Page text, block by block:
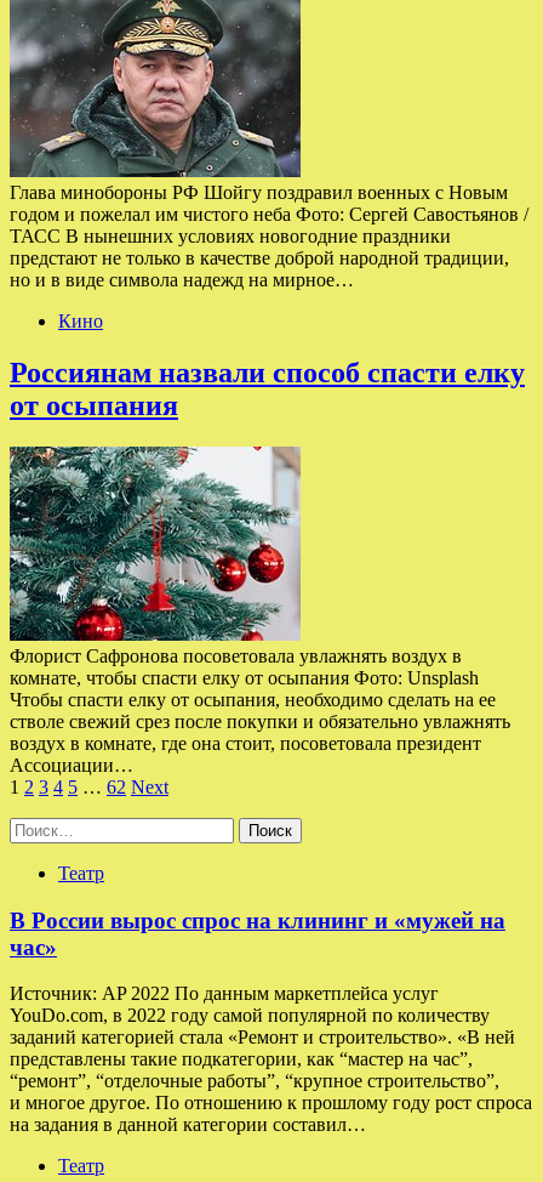
Глава минобороны РФ Шойгу поздравил военных с Новым
годом и пожелал им чистого неба Фото: Сергей Савостьянов /
ТАСС В нынешних условиях новогодние праздники
предстают не только в качестве доброй народной традиции,
но и в виде символа надежд на мирное…
Кино
Россиянам назвали способ спасти елку
от осыпания
Флорист Сафронова посоветовала увлажнять воздух в
комнате, чтобы спасти елку от осыпания Фото: Unsplash
Чтобы спасти елку от осыпания, необходимо сделать на ее
стволе свежий срез после покупки и обязательно увлажнять
воздух в комнате, где она стоит, посоветовала президент
Ассоциации…
Пагинация
записей
1 2 3 4 5 … 62 Next
Найти:
Театр
В России вырос спрос на клининг и «мужей на
час»
Источник: AP 2022 По данным маркетплейса услуг
YouDo.com, в 2022 году самой популярной по количеству
заданий категорией стала «Ремонт и строительство». «В ней
представлены такие подкатегории, как “мастер на час”,
“ремонт”, “отделочные работы”, “крупное строительство”,
и многое другое. По отношению к прошлому году рост спроса
на задания в данной категории составил…
Театр